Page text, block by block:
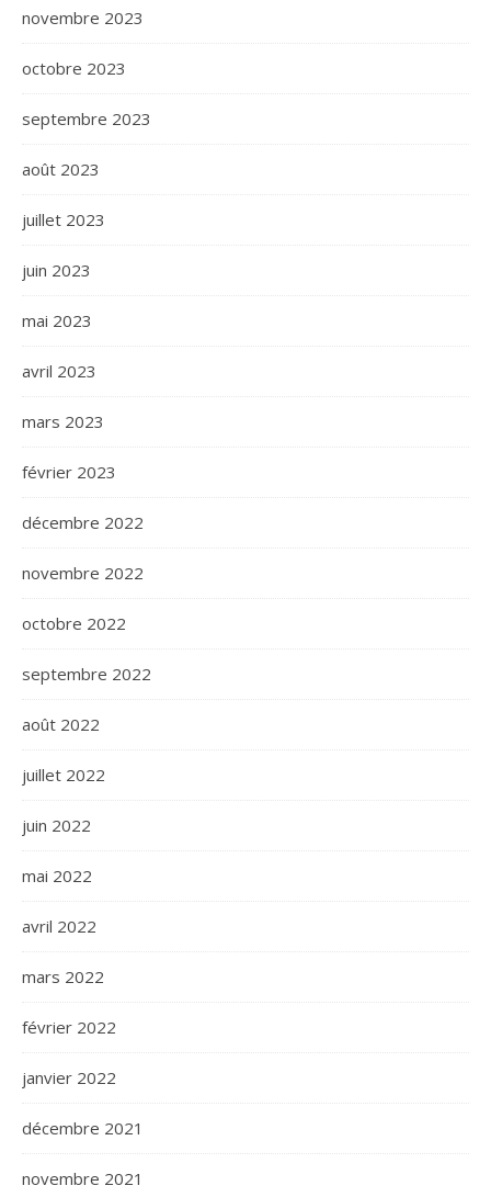
novembre 2023
octobre 2023
septembre 2023
août 2023
juillet 2023
juin 2023
mai 2023
avril 2023
mars 2023
février 2023
décembre 2022
novembre 2022
octobre 2022
septembre 2022
août 2022
juillet 2022
juin 2022
mai 2022
avril 2022
mars 2022
février 2022
janvier 2022
décembre 2021
novembre 2021